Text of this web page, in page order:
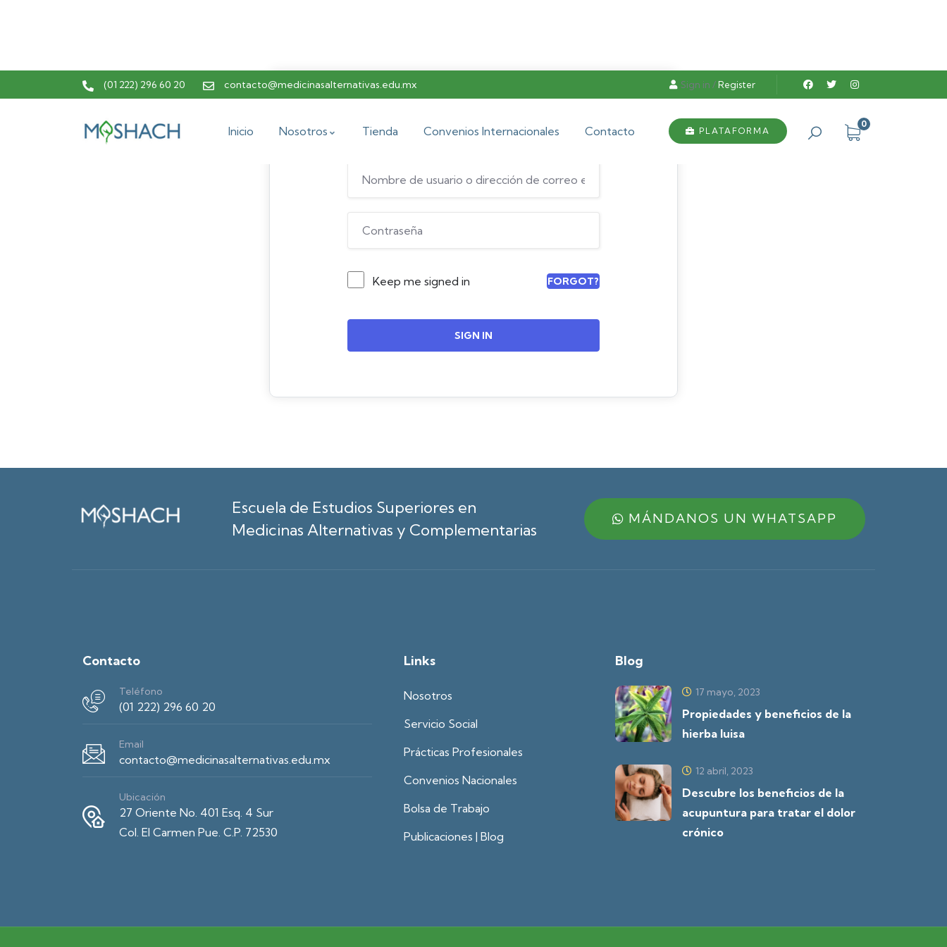
(01 222) 296 60 20 contacto@medicinasalternativas.edu.mx Sign in /Register
Inicio Nosotros Tienda Convenios Internacionales Contacto PLATAFORMA
0
Hi, Welcome back!
Keep me signed in FORGOT?
SIGN IN
Escuela de Estudios Superiores en
Medicinas Alternativas y Complementarias
MÁNDANOS UN WHATSAPP
Contacto
Teléfono
(01 222) 296 60 20
Email
contacto@medicinasalternativas.edu.mx
Ubicación
27 Oriente No. 401 Esq. 4 Sur
Col. El Carmen Pue. C.P. 72530
Links
Nosotros
Servicio Social
Prácticas Profesionales
Convenios Nacionales
Bolsa de Trabajo
Publicaciones | Blog
Blog
17 mayo, 2023
Propiedades y beneficios de la
hierba luisa
12 abril, 2023
Descubre los beneficios de la
acupuntura para tratar el dolor
crónico